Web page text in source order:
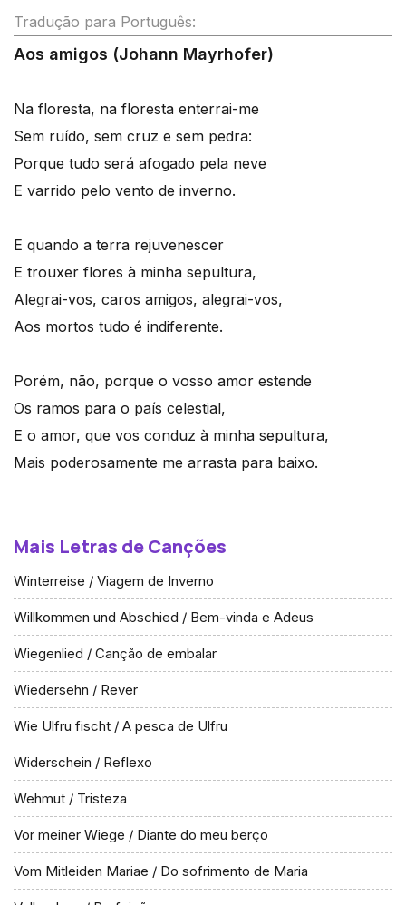
Tradução para Português:
Aos amigos (Johann Mayrhofer)
Na floresta, na floresta enterrai-me
Sem ruído, sem cruz e sem pedra:
Porque tudo será afogado pela neve
E varrido pelo vento de inverno.
E quando a terra rejuvenescer
E trouxer flores à minha sepultura,
Alegrai-vos, caros amigos, alegrai-vos,
Aos mortos tudo é indiferente.
Porém, não, porque o vosso amor estende
Os ramos para o país celestial,
E o amor, que vos conduz à minha sepultura,
Mais poderosamente me arrasta para baixo.
Mais Letras de Canções
Winterreise / Viagem de Inverno
Willkommen und Abschied / Bem-vinda e Adeus
Wiegenlied / Canção de embalar
Wiedersehn / Rever
Wie Ulfru fischt / A pesca de Ulfru
Widerschein / Reflexo
Wehmut / Tristeza
Vor meiner Wiege / Diante do meu berço
Vom Mitleiden Mariae / Do sofrimento de Maria